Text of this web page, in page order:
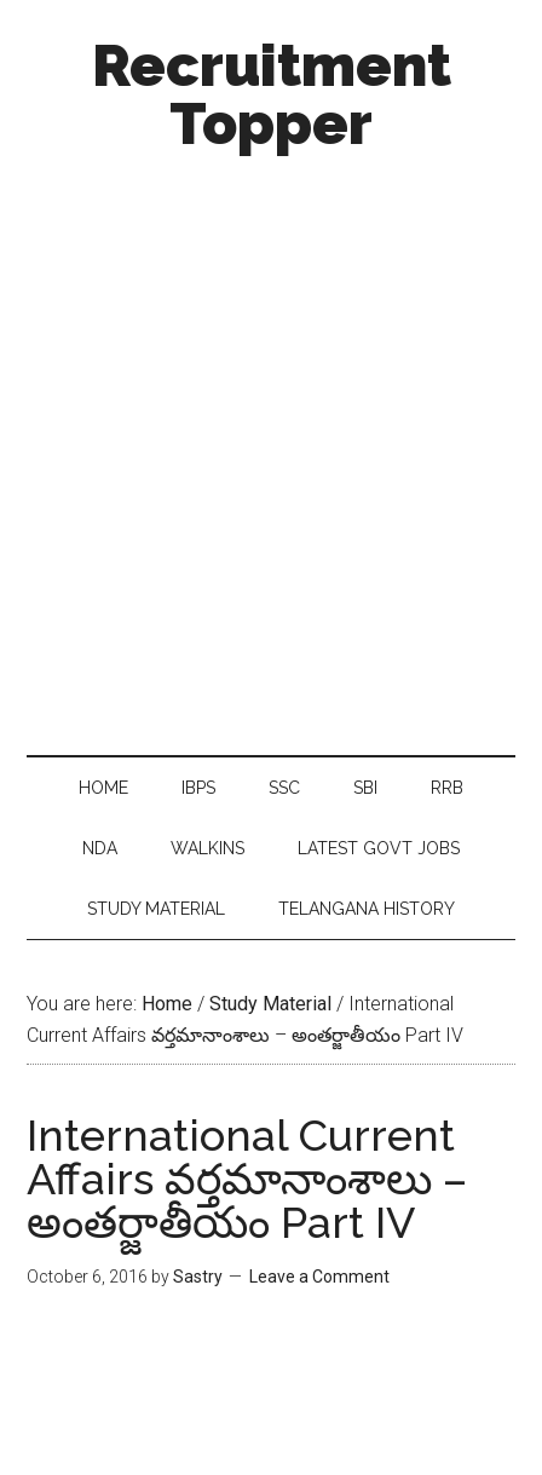
Recruitment
Topper
HOME IBPS SSC SBI RRB
NDA WALKINS LATEST GOVT JOBS
STUDY MATERIAL TELANGANA HISTORY
You are here: Home / Study Material / International
Current Affairs వ‌ర్త‌మానాంశాలు – అంత‌ర్జాతీయం Part IV
International Current
Affairs వ‌ర్త‌మానాంశాలు –
అంత‌ర్జాతీయం Part IV
October 6, 2016 bySastry Leave a Comment